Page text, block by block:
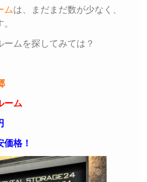
ムは、まだまだ数が少なく、
ムを探してみては？
ーム
価格！